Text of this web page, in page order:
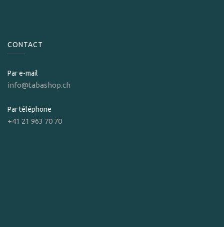
CONTACT
Par e-mail
info@tabashop.ch
Par téléphone
+41 21 963 70 70